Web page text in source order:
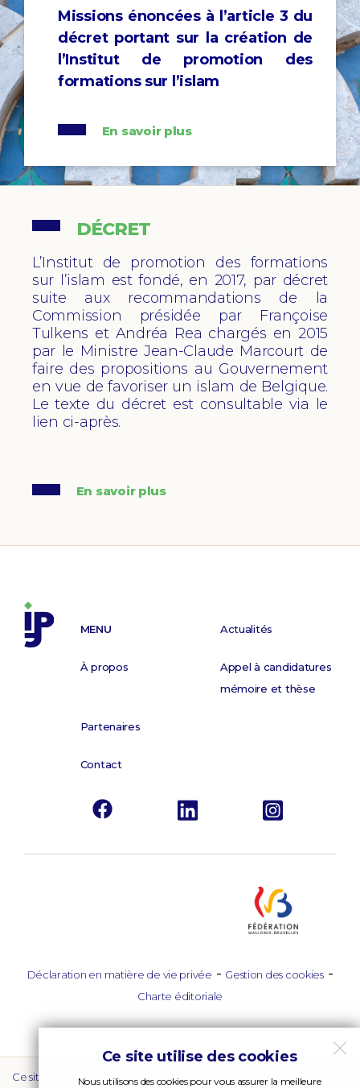
Ce site utilise des cookies
Nous utilisons des cookies pour vous assurer la meilleure
Missions énoncées à l’article 3 du
décret portant sur la création de
l’Institutde promotion des
formations sur l’islam
En savoir plus
L’Institut de promotion des formations
sur l’islam est fondé, en 2017, par décret
suite aux recommandations de la
Commission présidée par Françoise
Tulkens et Andréa Rea chargés en 2015
par le Ministre Jean-Claude Marcourt de
faire des propositions au Gouvernement
en vue de favoriser un islam de Belgique.
Le texte du décret est consultable via le
lien ci-après.
En savoir plus
DÉCRET
MENU
À propos
Actualités
Appel à candidatures
mémoire et thèse
Partenaires
Contact
Déclaration en matière de vie privée - Gestion des cookies-
Charte éditoriale
Ce site est la propriété de l’Institut de promotion des formations sur